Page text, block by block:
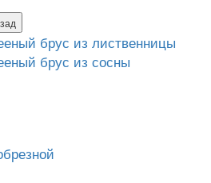
брус из лиственницы
брус из сосны